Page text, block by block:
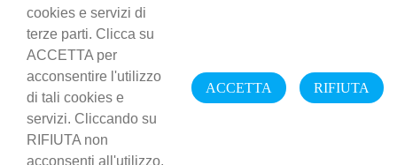
Copyright © 2019-2021 Mire Studio srl
P.IVA 10244180963
Sede Legale: viale Corsica 76
cookies e servizi di
terze parti. Clicca su
ACCETTA per
acconsentire l'utilizzo
di tali cookies e
servizi. Cliccando su
RIFIUTA non
acconsenti all'utilizzo.
ACCETTA RIFIUTA